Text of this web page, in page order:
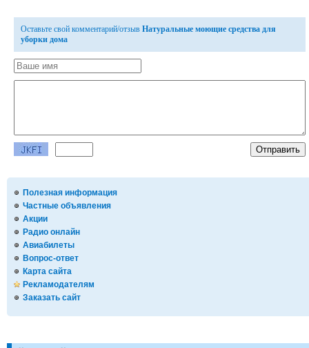
Полезная информация
Частные объявления
Акции
Радио онлайн
Авиабилеты
Вопрос-ответ
Карта сайта
Рекламодателям
Заказать сайт
Оставьте свой комментарий/отзыв Натуральные моющие средства для
уборки дома